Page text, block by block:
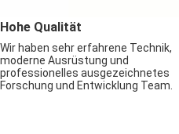
Hohe Qualität
Wir haben sehr erfahrene Technik,
moderne Ausrüstung und
professionelles ausgezeichnetes
Forschung und Entwicklung Team.